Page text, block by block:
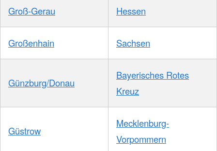
Groß-Gerau Hessen
Großenhain Sachsen
Günzburg/Donau
Bayerisches Rotes
Kreuz
Güstrow
Mecklenburg-
Vorpommern